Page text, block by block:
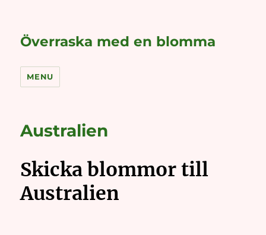
Överraska med en blomma
MENU
Australien
Skicka blommor till
Australien